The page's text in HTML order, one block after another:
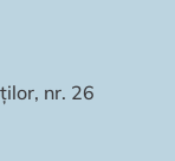
nr. 26